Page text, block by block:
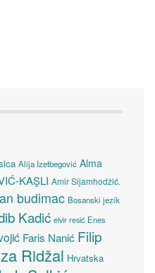
Alija Izetbegović Alma
KAŞLI Amir Sijamhodžić.
budimac Bosanski jezik
Kadić elvir resić Enes
Faris Nanić Filip
Ridžal Hrvatska